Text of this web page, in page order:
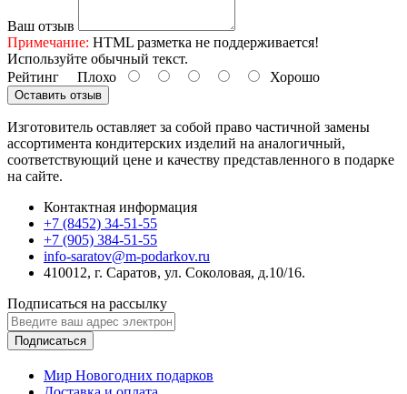
Ваш отзыв
Примечание: HTML разметка не поддерживается!
Используйте обычный текст.
Рейтинг Плохо Хорошо
Оставить отзыв
Изготовитель оставляет за собой право частичной замены
ассортимента кондитерских изделий на аналогичный,
соответствующий цене и качеству представленного в подарке
на сайте.
Контактная информация
+7 (8452) 34-51-55
+7 (905) 384-51-55
info-saratov@m-podarkov.ru
410012, г. Саратов, ул. Соколовая, д.10/16.
Подписаться на рассылку
Подписаться
Мир Новогодних подарков